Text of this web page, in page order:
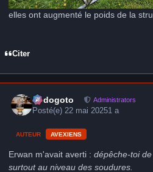
elles ont augmenté le poids de la
Citer
frédogoto Administrators
Posté(e)22 mai 20251 a
AUTEUR AVEXIENS
Erwan m'avait averti : dépêche-toi
surtout au niveau des soudures.